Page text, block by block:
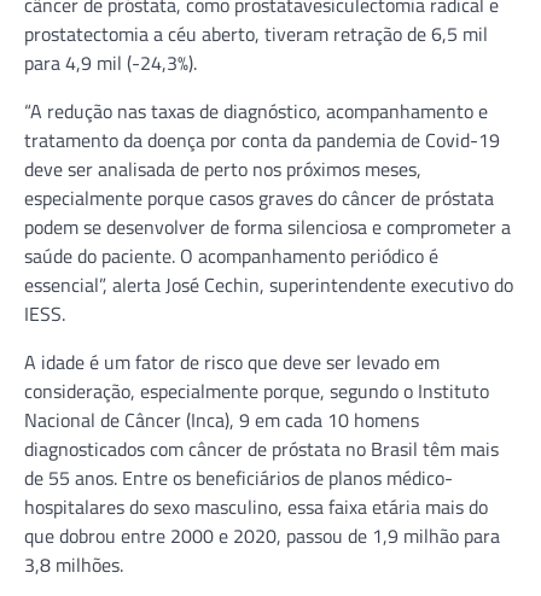
prostatectomia a céu aberto, tiveram retração de 6,5 mil
para 4,9 mil (-24,3%).
“A redução nas taxas de diagnóstico, acompanhamento e
tratamento da doença por conta da pandemia de Covid-19
deve ser analisada de perto nos próximos meses,
especialmente porque casos graves do câncer de próstata
podem se desenvolver de forma silenciosa e comprometer a
saúde do paciente. O acompanhamento periódico é
essencial”, alerta José Cechin, superintendente executivo do
IESS.
A idade é um fator de risco que deve ser levado em
consideração, especialmente porque, segundo o Instituto
Nacional de Câncer (Inca), 9 em cada 10 homens
diagnosticados com câncer de próstata no Brasil têm mais
de 55 anos. Entre os beneficiários de planos médico-
hospitalares do sexo masculino, essa faixa etária mais do
que dobrou entre 2000 e 2020, passou de 1,9 milhão para
3,8 milhões.